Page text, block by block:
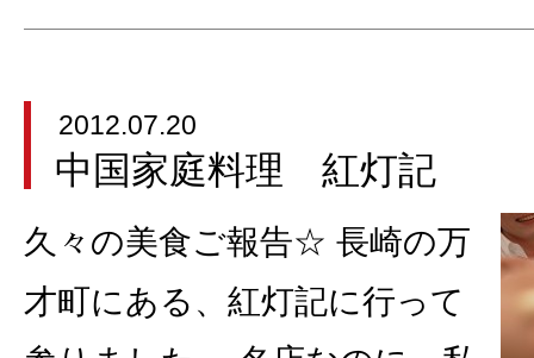
2012.07.20
中国家庭料理 紅灯記
久々の美食ご報告☆ 長崎の万
才町にある、紅灯記に行って